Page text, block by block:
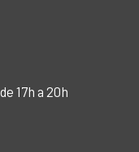
17h a 20h